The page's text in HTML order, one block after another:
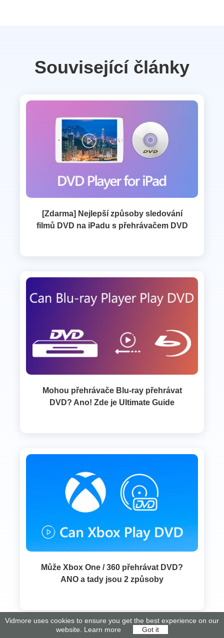
Související články
[Zdarma] Nejlepší způsoby sledování
filmů DVD na iPadu s přehrávačem DVD
Mohou přehrávače Blu-ray přehrávat
DVD? Ano! Zde je Ultimate Guide
Může Xbox One / 360 přehrávat DVD?
ANO a tady jsou 2 způsoby
Vidmore uses cookies to ensure you get the best experience on our
website. Learn more Got it